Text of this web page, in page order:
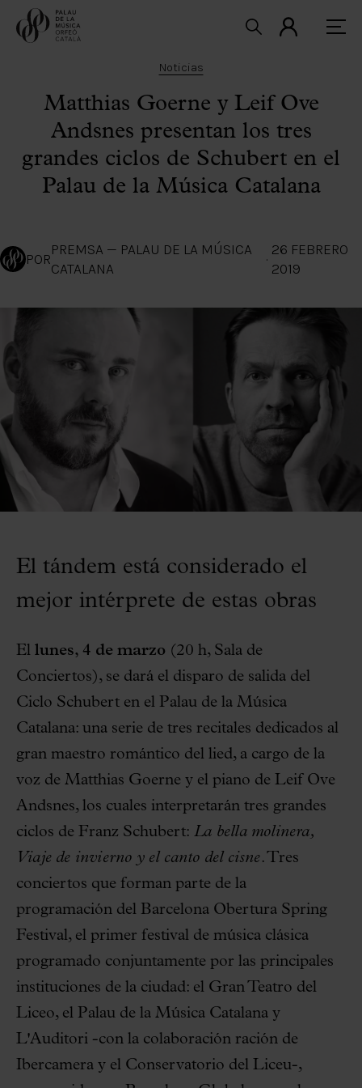
Noticias
Matthias Goerne y Leif Ove
Andsnes presentan los tres
grandes ciclos de Schubert en el
Palau de la Música Catalana
POR
PREMSA — PALAU DE LA MÚSICA
CATALANA
·
26 FEBRERO
2019
El tándem está considerado el
mejor intérprete de estas obras
El lunes, 4 de marzo (20 h, Sala de
Conciertos), se dará el disparo de salida del
Ciclo Schubert en el Palau de la Música
Catalana: una serie de tres recitales dedicados al
gran maestro romántico del lied, a cargo de la
voz de Matthias Goerne y el piano de Leif Ove
Andsnes, los cuales interpretarán tres grandes
ciclos de Franz Schubert: La bella molinera,
Viaje de invierno y el canto del cisne. Tres
conciertos que forman parte de la
programación del Barcelona Obertura Spring
Festival, el primer festival de música clásica
programado conjuntamente por las principales
instituciones de la ciudad: el Gran Teatro del
Liceo, el Palau de la Música Catalana y
L'Auditori -con la colaboración ración de
Ibercamera y el Conservatorio del Liceu-,